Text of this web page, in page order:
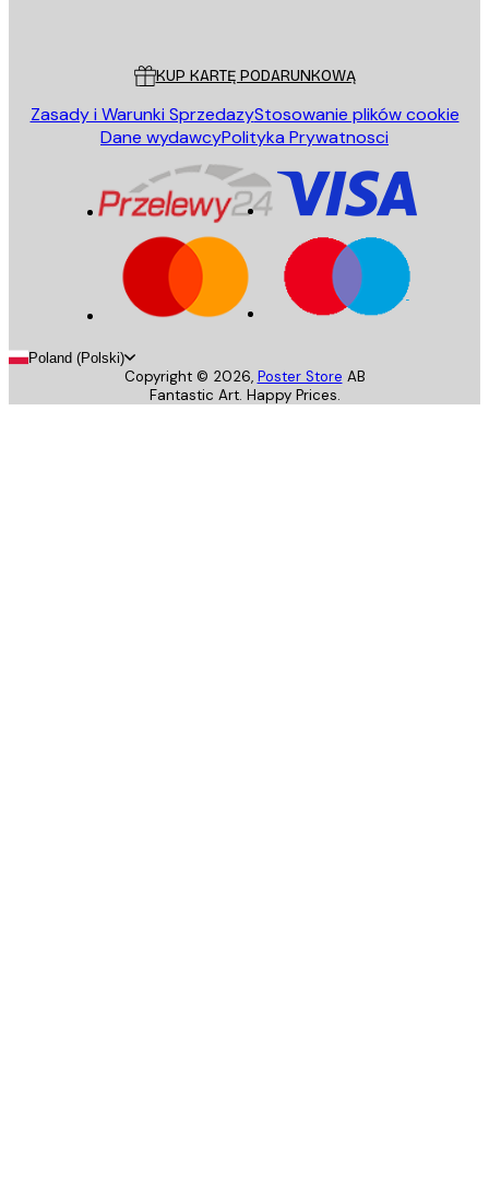
KUP KARTĘ PODARUNKOWĄ
Zasady i Warunki SprzedazyStosowanie plików cookie
Dane wydawcyPolityka Prywatnosci
Poland (Polski)
Copyright © 2026, Poster Store AB
Fantastic Art. Happy Prices.